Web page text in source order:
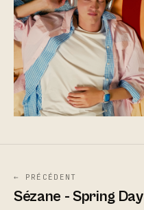
← PRÉCÉDENT
Sézane - Spring Day